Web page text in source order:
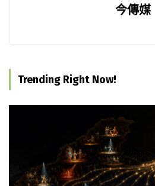
今傳媒
Trending Right Now!